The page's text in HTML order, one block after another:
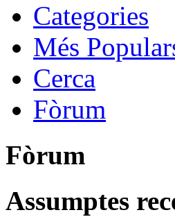
Categories
Més
Cerca
Fòrum
Fòrum
Assumptes